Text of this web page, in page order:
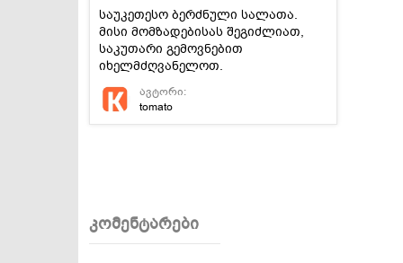
საუკეთესო ბერძნული სალათა.
მისი მომზადებისას შეგიძლიათ,
საკუთარი გემოვნებით
იხელმძღვანელოთ.
ავტორი:
tomato
კომენტარები